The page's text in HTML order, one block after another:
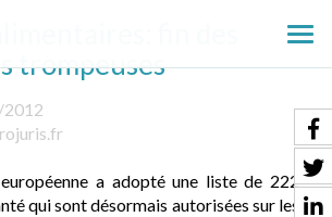
le
fin des
trompeuses
a adopté une liste de 222
qui sont désormais autorisées sur les